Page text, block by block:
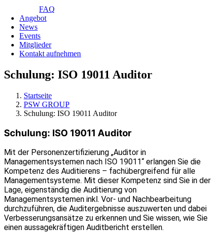
FAQ
Angebot
News
Events
Mitglieder
Kontakt aufnehmen
Schulung: ISO 19011 Auditor
Startseite
PSW GROUP
Schulung: ISO 19011 Auditor
Schulung: ISO 19011 Auditor
Mit der Personenzertifizierung „Auditor in
Managementsystemen nach ISO 19011“ erlangen Sie die
Kompetenz des Auditierens – fachübergreifend für alle
Managementsysteme. Mit dieser Kompetenz sind Sie in der
Lage, eigenständig die Auditierung von
Managementsystemen inkl. Vor- und Nachbearbeitung
durchzuführen, die Auditergebnisse auszuwerten und dabei
Verbesserungsansätze zu erkennen und Sie wissen, wie Sie
einen aussagekräftigen Auditbericht erstellen.